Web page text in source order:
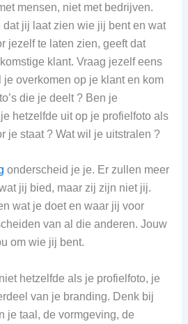
mensen, niet met bedrijven.
dat jij laat zien wie jij bent en wat
jezelf te laten zien, geeft dat
klant. Vraag jezelf eens
overkomen op je klant en kom
die je deelt ? Ben je
hetzelfde uit op je profielfoto als
je staat ? Wat wil je uitstralen ?
onderscheid je je. Er zullen meer
jij bied, maar zij zijn niet jij.
wat je doet en waar jij voor
van al die anderen. Jouw
om wie jij bent.
hetzelfde als je profielfoto, je
van je branding. Denk bij
je taal, de vormgeving, de